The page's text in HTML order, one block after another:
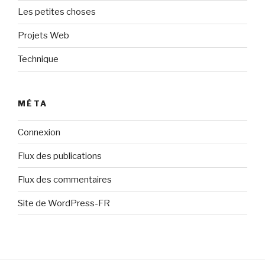
Les petites choses
Projets Web
Technique
MÉTA
Connexion
Flux des publications
Flux des commentaires
Site de WordPress-FR